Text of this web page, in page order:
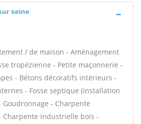
seine
/ de maison - Aménagement
tropézienne - Petite maçonnerie -
- Bétons décoratifs intérieurs -
- Fosse septique (installation
- Charpente
industrielle bois -